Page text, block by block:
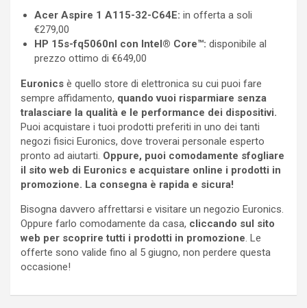
Acer Aspire 1 A115-32-C64E: in offerta a soli
€279,00
HP 15s-fq5060nl con Intel® Core™: disponibile al
prezzo ottimo di €649,00
Euronics è quello store di elettronica su cui puoi fare
sempre affidamento, quando vuoi risparmiare senza
tralasciare la qualità e le performance dei dispositivi.
Puoi acquistare i tuoi prodotti preferiti in uno dei tanti
negozi fisici Euronics, dove troverai personale esperto
pronto ad aiutarti. Oppure, puoi comodamente sfogliare
il sito web di Euronics e acquistare online i prodotti in
promozione. La consegna è rapida e sicura!
Bisogna davvero affrettarsi e visitare un negozio Euronics.
Oppure farlo comodamente da casa, cliccando sul sito
web per scoprire tutti i prodotti in promozione. Le
offerte sono valide fino al 5 giugno, non perdere questa
occasione!